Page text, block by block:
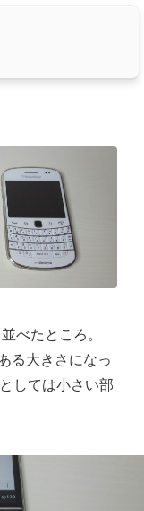
べたところ。
る大きさになっ
しては小さい部